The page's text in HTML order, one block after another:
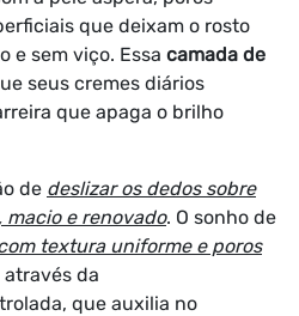
que deixam o rosto
e sem viço. Essa camada de
seus cremes diários
que apaga o brilho
de deslizar os dedos sobre
e renovado. O sonho de
textura uniforme e poros
da
que auxilia no